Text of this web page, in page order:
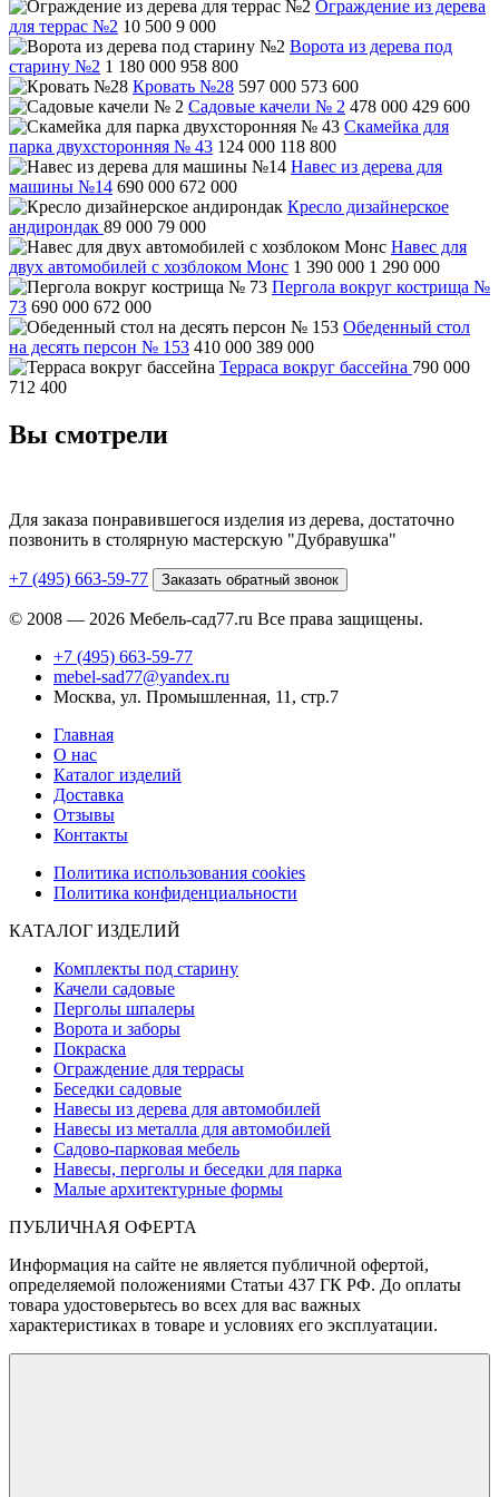
Ограждение из дерева
для террас №2 10 500 9 000
Ворота из дерева под
старину №2 1 180 000 958 800
Кровать №28 597 000 573 600
Садовые качели № 2 478 000 429 600
Скамейка для
парка двухсторонняя № 43 124 000 118 800
Навес из дерева для
машины №14 690 000 672 000
Кресло дизайнерское
андирондак 89 000 79 000
Навес для
двух автомобилей с хозблоком Монс 1 390 000 1 290 000
Пергола вокруг кострища №
73 690 000 672 000
Обеденный стол
на десять персон № 153 410 000 389 000
Терраса вокруг бассейна 790 000
712 400
Вы смотрели
Для заказа понравившегося изделия из дерева, достаточно
позвонить в столярную мастерскую "Дубравушка"
+7 (495) 663-59-77 Заказать обратный звонок
© 2008 — 2026 Мебель-сад77.ru Все права защищены.
+7 (495) 663-59-77
mebel-sad77@yandex.ru
Москва, ул. Промышленная, 11, стр.7
Главная
О нас
Каталог изделий
Доставка
Отзывы
Контакты
Политика использования cookies
Политика конфиденциальности
КАТАЛОГ ИЗДЕЛИЙ
Комплекты под старину
Качели садовые
Перголы шпалеры
Ворота и заборы
Покраска
Ограждение для террасы
Беседки садовые
Навесы из дерева для автомобилей
Навесы из металла для автомобилей
Садово-парковая мебель
Навесы, перголы и беседки для парка
Малые архитектурные формы
ПУБЛИЧНАЯ ОФЕРТА
Информация на сайте не является публичной офертой,
определяемой положениями Статьи 437 ГК РФ. До оплаты
товара удостоверьтесь во всех для вас важных
характеристиках в товаре и условиях его эксплуатации.